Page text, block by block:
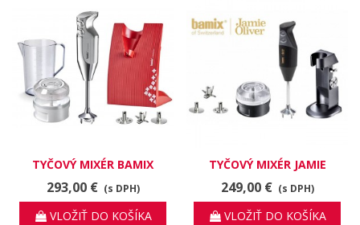
TYČOVÝ MIXÉR BAMIX
SWISSLINE M200, CHRÓM,
200 W
293,00 € (s DPH)
VLOŽIŤ DO KOŠÍKA
TYČOVÝ MIXÉR JAMIE
OLIVER M200, ČIERNY, 200
W
249,00 € (s DPH)
VLOŽIŤ DO KOŠÍKA